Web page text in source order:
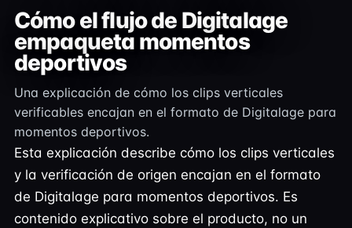
Cómo el flujo de Digitalage
empaqueta momentos
deportivos
Una explicación de cómo los clips verticales
verificables encajan en el formato de Digitalage para
momentos deportivos.
Esta explicación describe cómo los clips verticales
y la verificación de origen encajan en el formato
de Digitalage para momentos deportivos. Es
contenido explicativo sobre el producto, no un